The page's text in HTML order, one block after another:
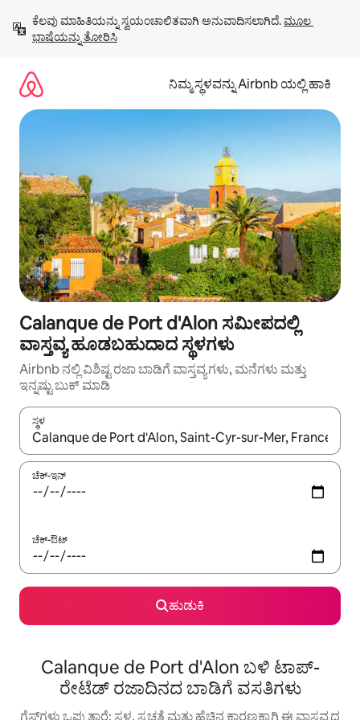
ಹೋಗಿ
ಕೆಲವು ಮಾಹಿತಿಯನ್ನು ಸ್ವಯಂಚಾಲಿತವಾಗಿ ಅನುವಾದಿಸಲಾಗಿದೆ. ಮೂಲ
ಭಾಷೆಯನ್ನು ತೋರಿಸಿ
ನಿಮ್ಮ ಸ್ಥಳವನ್ನು Airbnb ಯಲ್ಲಿ ಹಾಕಿ
Calanque de Port d'Alon ಸಮೀಪದಲ್ಲಿ
ವಾಸ್ತವ್ಯ ಹೂಡಬಹುದಾದ ಸ್ಥಳಗಳು
Airbnb ನಲ್ಲಿ ವಿಶಿಷ್ಟ ರಜಾ ಬಾಡಿಗೆ ವಾಸ್ತವ್ಯಗಳು, ಮನೆಗಳು ಮತ್ತು
ಇನ್ನಷ್ಟು ಬುಕ್ ಮಾಡಿ
ಸ್ಥಳ
ಫಲಿತಾಂಶಗಳು ಲಭ್ಯವಿರುವಾಗ, ಅಪ್ ಮತ್ತು ಡೌನ್ ಬಾಣದ ಕೀಲಿಗಳೊಂದಿಗೆ
ಚೆಕ್-ಇನ್
ಚೆಕ್-ಔಟ್
ಹುಡುಕಿ
Calanque de Port d'Alon ಬಳಿ ಟಾಪ್-
ರೇಟೆಡ್ ರಜಾದಿನದ ಬಾಡಿಗೆ ವಸತಿಗಳು
ಗೆಸ್ಟ್‌ಗಳು ಒಪ್ಪುತ್ತಾರೆ: ಸ್ಥಳ, ಸ್ವಚ್ಛತೆ ಮತ್ತು ಹೆಚ್ಚಿನ ಕಾರಣಕ್ಕಾಗಿ ಈ ವಾಸ್ತವ್ಯದ